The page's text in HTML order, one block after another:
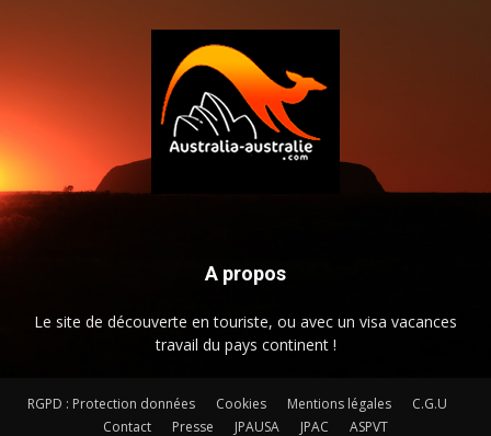
A propos
Le site de découverte en touriste, ou avec un visa vacances
travail du pays continent !
RGPD : Protection données Cookies Mentions légales
C.G.U
Contact
Presse JPAUSA JPAC ASPVT